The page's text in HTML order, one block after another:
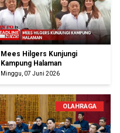
Mees Hilgers Kunjungi
Kampung Halaman
Minggu, 07 Juni 2026
OLAHRAGA